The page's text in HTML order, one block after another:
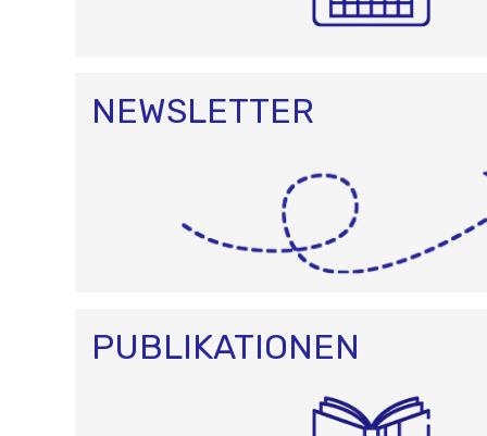
NEWSLETTER
PUBLIKATIONEN